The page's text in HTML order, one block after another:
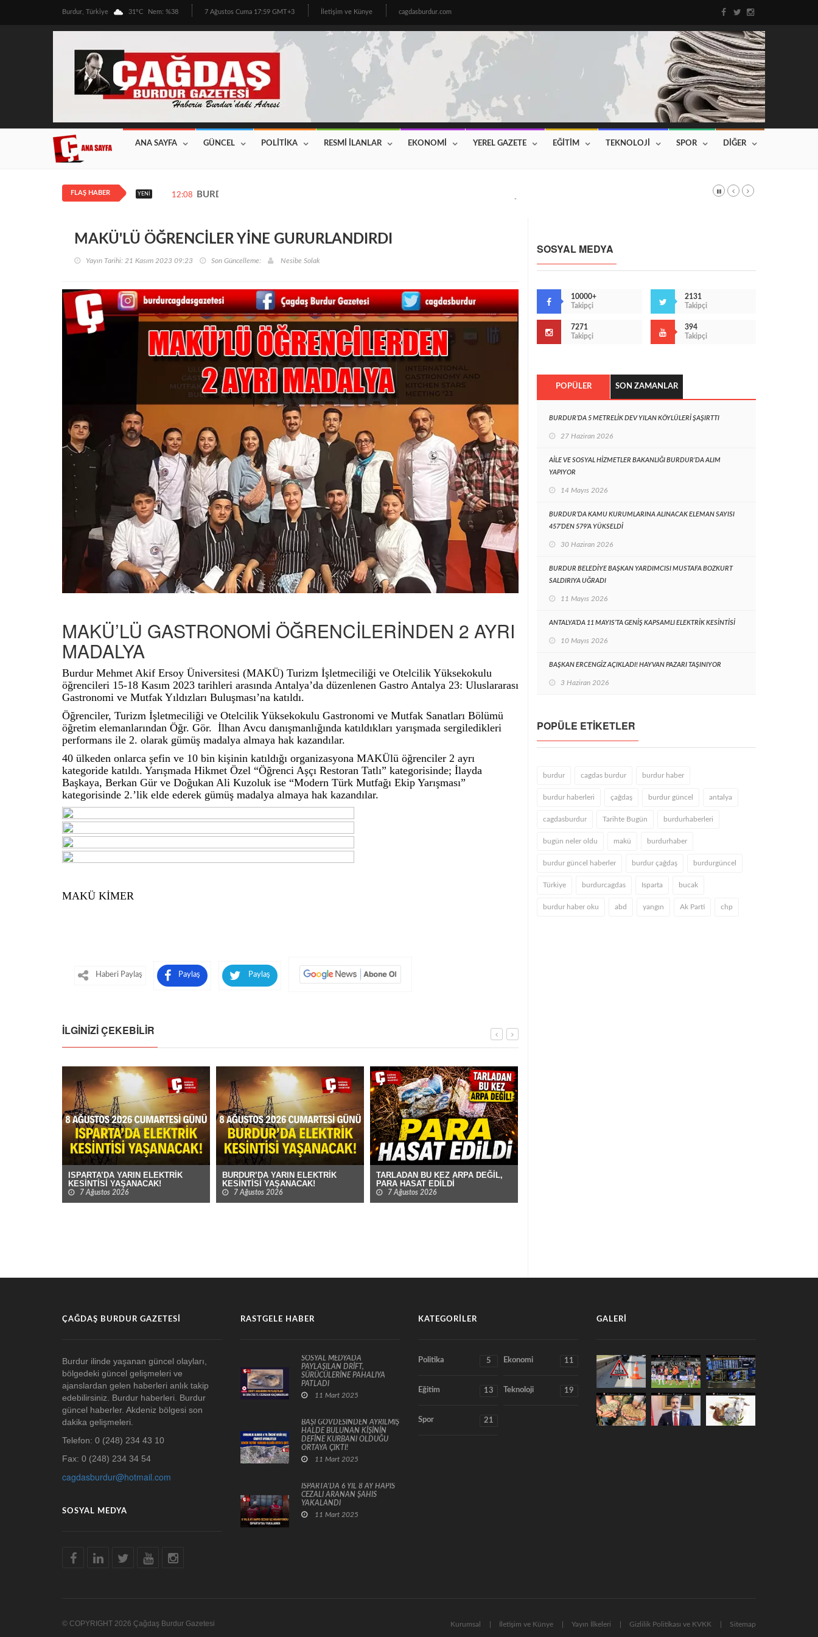
Burdur, Türkiye 31°C Nem: %38 7 Ağustos Cuma 17:59 GMT+3 İletişim ve Künye cagdasburdur.com
ANA SAYFA GÜNCEL POLİTİKA RESMİ İLANLAR EKONOMİ YEREL GAZETE EĞİTİM TEKNOLOJİ SPOR DİĞER
FLAŞ HABER YENI 12:08 BURDUR’DA ÜRETİCİNİN BEKLEDİĞİ HABER GELDİ! 2026 YILI FİYATLAR AÇIKLANDI
MAKÜ'LÜ ÖĞRENCİLER YİNE GURURLANDIRDI
Yayın Tarihi: 21 Kasım 2023 09:23 Son Güncelleme: Nesibe Solak
MAKÜ’LÜ GASTRONOMİ ÖĞRENCİLERİNDEN 2 AYRI
MADALYA
Burdur Mehmet Akif Ersoy Üniversitesi (MAKÜ) Turizm İşletmeciliği ve Otelcilik Yüksekokulu
öğrencileri 15-18 Kasım 2023 tarihleri arasında Antalya’da düzenlenen Gastro Antalya 23: Uluslararası
Gastronomi ve Mutfak Yıldızları Buluşması’na katıldı.
Öğrenciler, Turizm İşletmeciliği ve Otelcilik Yüksekokulu Gastronomi ve Mutfak Sanatları Bölümü
öğretim elemanlarından Öğr. Gör. İlhan Avcu danışmanlığında katıldıkları yarışmada sergiledikleri
performans ile 2. olarak gümüş madalya almaya hak kazandılar.
40 ülkeden onlarca şefin ve 10 bin kişinin katıldığı organizasyona MAKÜlü öğrenciler 2 ayrı
kategoride katıldı. Yarışmada Hikmet Özel “Öğrenci Aşçı Restoran Tatlı” kategorisinde; İlayda
Başkaya, Berkan Gür ve Doğukan Ali Kuzoluk ise “Modern Türk Mutfağı Ekip Yarışması”
kategorisinde 2.’lik elde ederek gümüş madalya almaya hak kazandılar.
MAKÜ KİMER
Haberi Paylaş Paylaş Paylaş
İLGINIZI ÇEKEBILIR
ISPARTA’DA YARIN ELEKTRİK
KESİNTİSİ YAŞANACAK!
7 Ağustos 2026
BURDUR’DA YARIN ELEKTRİK
KESİNTİSİ YAŞANACAK!
7 Ağustos 2026
TARLADAN BU KEZ ARPA DEĞİL,
PARA HASAT EDİLDİ
7 Ağustos 2026
SOSYAL MEDYA
10000+
Takipçi
2131
Takipçi
7271
Takipçi
394
Takipçi
POPÜLER SON ZAMANLAR
BURDUR’DA 5 METRELİK DEV YILAN KÖYLÜLERİ ŞAŞIRTTI
27 Haziran 2026
AİLE VE SOSYAL HİZMETLER BAKANLIĞI BURDUR’DA ALIM
YAPIYOR
14 Mayıs 2026
BURDUR’DA KAMU KURUMLARINA ALINACAK ELEMAN SAYISI
457’DEN 579’A YÜKSELDİ
30 Haziran 2026
BURDUR BELEDİYE BAŞKAN YARDIMCISI MUSTAFA BOZKURT
SALDIRIYA UĞRADI
11 Mayıs 2026
ANTALYA’DA 11 MAYIS’TA GENİŞ KAPSAMLI ELEKTRİK KESİNTİSİ
10 Mayıs 2026
BAŞKAN ERCENGİZ AÇIKLADI! HAYVAN PAZARI TAŞINIYOR
3 Haziran 2026
POPÜLE ETIKETLER
burdur cagdas burdur burdur haber
burdur haberleri çağdaş burdur güncel antalya
cagdasburdur Tarihte Bugün burdurhaberleri
bugün neler oldu makü burdurhaber
burdur güncel haberler burdur çağdaş burdurgüncel
Türkiye burdurcagdas Isparta bucak
burdur haber oku abd yangın Ak Parti chp
ÇAĞDAŞ BURDUR GAZETESI
Burdur ilinde yaşanan güncel olayları,
bölgedeki güncel gelişmeleri ve
ajanslardan gelen haberleri anlık takip
edebilirsiniz. Burdur haberleri. Burdur
güncel haberler. Akdeniz bölgesi son
dakika gelişmeleri.
Telefon: 0 (248) 234 43 10
Fax: 0 (248) 234 34 54
cagdasburdur@hotmail.com
SOSYAL MEDYA
RASTGELE HABER
SOSYAL MEDYADA
PAYLAŞILAN DRİFT,
SÜRÜCÜLERİNE PAHALIYA
PATLADI
11 Mart 2025
BAŞI GÖVDESİNDEN AYRILMIŞ
HALDE BULUNAN KİŞİNİN
DEFİNE KURBANI OLDUĞU
ORTAYA ÇIKTI!
11 Mart 2025
ISPARTA’DA 6 YIL 8 AY HAPİS
CEZALI ARANAN ŞAHIS
YAKALANDI
11 Mart 2025
KATEGORILER
Politika 5 Ekonomi 11
Eğitim 13 Teknoloji 19
Spor 21
GALERI
© COPYRIGHT 2026 Çağdaş Burdur Gazetesi Kurumsal İletişim ve Künye Yayın İlkeleri Gizlilik Politikası ve KVKK Sitemap